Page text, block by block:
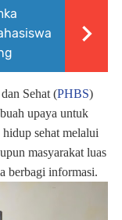
Sehat (PHBS)
upaya untuk
sehat melalui
masyarakat luas
berbagi informasi.